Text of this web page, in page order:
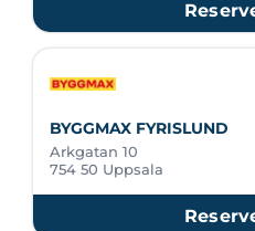
BYGGMAX FYRISLUND
Arkgatan 10
754 50 Uppsala